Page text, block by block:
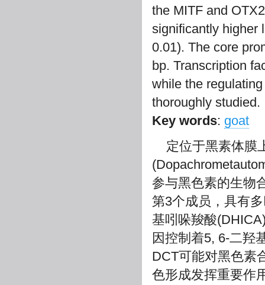
the MITF and
significantly higher
0.01). The core
bp. Transcription
while the
thoroughly studied.
Key words: goat
定位于黑素体膜
参与黑色素的生物
第3个成员，具有
基吲哚羧酸
因控制着5, 6-二羟
DCT可能对黑色素
色形成发挥重要作